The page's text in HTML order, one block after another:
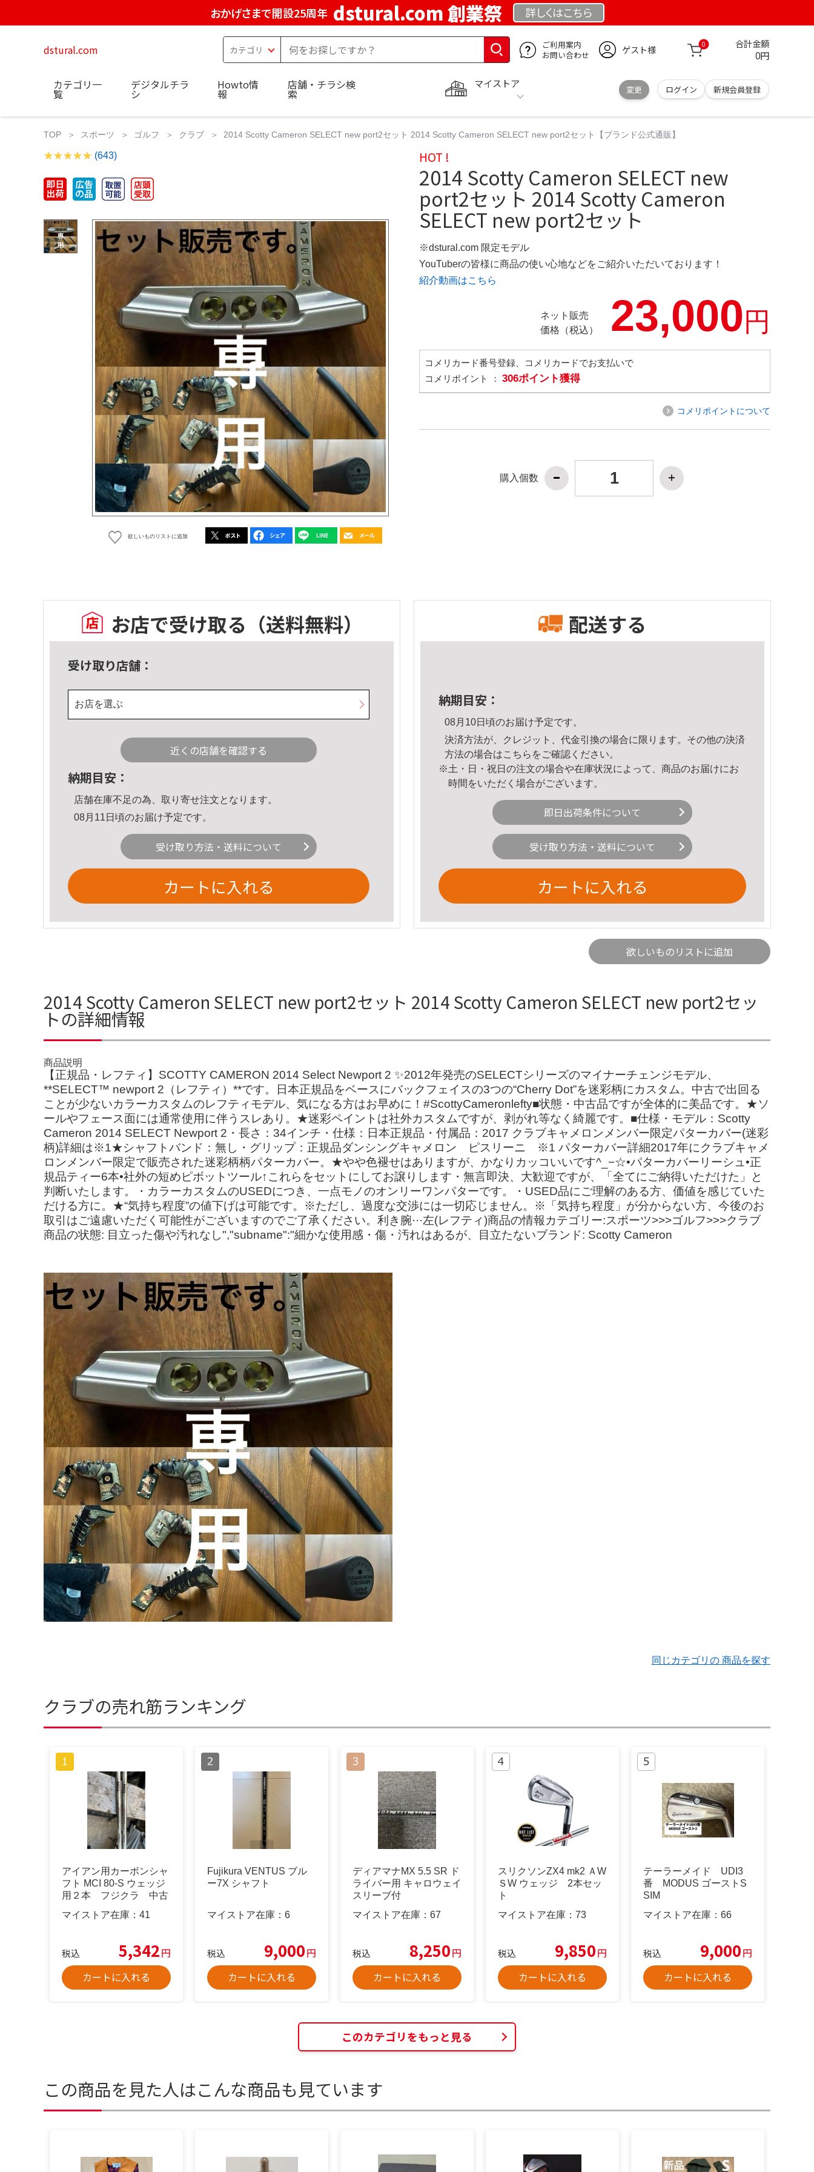
おかげさまで開設25周年 dstural.com 創業祭 詳しくはこちら
dstural.com
ご利用案内
お問い合わせ
ゲスト様 0 合計金額
0円
マイストア
変更 ログイン 新規会員登録
カテゴリ一
覧
デジタルチラ
シ
Howto情
報
店舗・チラシ検
索
TOP スポーツ ゴルフ クラブ 2014 Scotty Cameron SELECT new port2セット 2014 Scotty Cameron SELECT new port2セット【ブランド公式通販】
(643)
欲しいものリストに追加
HOT !
2014 Scotty Cameron SELECT new
port2セット 2014 Scotty Cameron
SELECT new port2セット
※dstural.com 限定モデル
YouTuberの皆様に商品の使い心地などをご紹介いただいております！
紹介動画はこちら
ネット販売
価格（税込）
23,000円
コメリカード番号登録、コメリカードでお支払いで
コメリポイント ： 306ポイント獲得
コメリポイントについて
購入個数
お店で受け取る （送料無料）
受け取り店舗：
お店を選ぶ
近くの店舗を確認する
納期目安：
店舗在庫不足の為、取り寄せ注文となります。
08月11日頃のお届け予定です。
受け取り方法・送料について
カートに入れる
配送する
納期目安：
08月10日頃のお届け予定です。
決済方法が、クレジット、代金引換の場合に限ります。その他の決済
方法の場合はこちら をご確認ください。
※土・日・祝日の注文の場合や在庫状況によって、商品のお届けにお
時間をいただく場合がございます。
即日出荷条件について
受け取り方法・送料について
カートに入れる
欲しいものリストに追加
2014 Scotty Cameron SELECT new port2セット 2014 Scotty Cameron SELECT new port2セッ
トの詳細情報
商品説明
【正規品・レフティ】SCOTTY CAMERON 2014 Select Newport 2 ✨2012年発売のSELECTシリーズのマイナーチェンジモデル、
**SELECT™ newport 2（レフティ）**です。日本正規品をベースにバックフェイスの3つの“Cherry Dot”を迷彩柄にカスタム。中古で出回る
ことが少ないカラーカスタムのレフティモデル、気になる方はお早めに！#ScottyCameronlefty■状態・中古品ですが全体的に美品です。★ソ
ールやフェース面には通常使用に伴うスレあり。★迷彩ペイントは社外カスタムですが、剥がれ等なく綺麗です。■仕様・モデル：Scotty
Cameron 2014 SELECT Newport 2・長さ：34インチ・仕様：日本正規品・付属品：2017 クラブキャメロンメンバー限定パターカバー(迷彩
柄)詳細は※1★シャフトバンド：無し・グリップ：正規品ダンシングキャメロン ピスリーニ ※1 パターカバー詳細2017年にクラブキャメ
ロンメンバー限定で販売された迷彩柄柄パターカバー。★やや色褪せはありますが、かなりカッコいいです^_−☆•パターカバーリーシュ•正
規品ティー6本•社外の短めピボットツール↑これらをセットにしてお譲りします・無言即決、大歓迎ですが、「全てにご納得いただけた」と
判断いたします。・カラーカスタムのUSEDにつき、一点モノのオンリーワンパターです。・USED品にご理解のある方、価値を感じていた
だける方に。★“気持ち程度”の値下げは可能です。※ただし、過度な交渉には一切応じません。※「気持ち程度」が分からない方、今後のお
取引はご遠慮いただく可能性がございますのでご了承ください。利き腕···左(レフティ)商品の情報カテゴリー:スポーツ>>>ゴルフ>>>クラブ
商品の状態: 目立った傷や汚れなし","subname":"細かな使用感・傷・汚れはあるが、目立たないブランド: Scotty Cameron
同じカテゴリの 商品を探す
クラブの売れ筋ランキング
アイアン用カーボンシャ
フト MCI 80-S ウェッジ
用２本 フジクラ 中古
マイストア在庫： 41
税込 5,342円
カートに入れる
Fujikura VENTUS ブル
ー7X シャフト
マイストア在庫： 6
税込 9,000円
カートに入れる
ディアマナMX 5.5 SR ド
ライバー用 キャロウェイ
スリーブ付
マイストア在庫： 67
税込 8,250円
カートに入れる
スリクソンZX4 mk2 ＡW
ＳW ウェッジ 2本セッ
ト
マイストア在庫： 73
税込 9,850円
カートに入れる
テーラーメイド UDI3
番 MODUS ゴーストS
SIM
マイストア在庫： 66
税込 9,000円
カートに入れる
このカテゴリをもっと見る
この商品を見た人はこんな商品も見ています